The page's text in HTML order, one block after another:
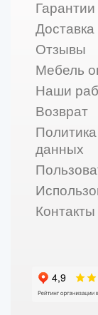
Гарантии
Отзывы
Мебель
Наши
Возврат
данных
Контакты